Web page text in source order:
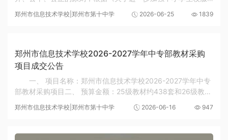
管理工作的意见》（教基一〔2015〕3号）和《教育部办公厅
关于开展全国中小学生校服选用采购专项检查行...
郑州市信息技术学校|郑州市第十中学 2026-06-25 1839
郑州市信息技术学校2026-2027学年中专部教材采购
项目成交公告
一、 项目名称：郑州市信息技术学校2026-2027学年中专
部教材采购项目二、 预算金额：25级教材约438套和26级教材
约450套，本学年教材分两个学期进行采购，每名学生本学年
教材费不超过400元，按照优惠力度从大到小进行...
郑州市信息技术学校|郑州市第十中学 2026-06-16 947